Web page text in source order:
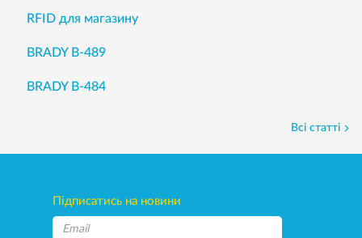
RFID для магазину
BRADY B-489
BRADY B-484
Всі статті
Підписатись на новини